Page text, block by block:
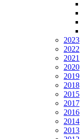
2023
2022
2021
2020
2019
2018
2015
2017
2016
2014
2013